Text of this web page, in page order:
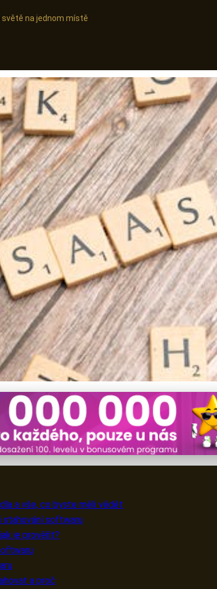
na jednom místě
Jak Bezpečně a
a vše, co byste měli vědět
stahování softwaru
je prověřit?
a proč